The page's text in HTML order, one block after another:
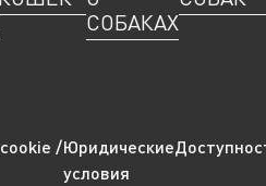
СОБАКАХ
/Юридические
условия